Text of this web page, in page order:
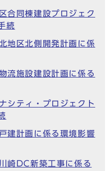
同棟建設プロジェク
続
区北側開発計画に係
施設建設計画に係る
ティ・プロジェクト
計画に係る環境影響
DC新築工事に係る